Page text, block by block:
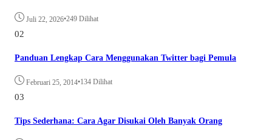
Juli 22, 2026•249 Dilihat
02
Panduan Lengkap Cara Menggunakan Twitter bagi Pemula
Februari 25, 2014•134 Dilihat
03
Tips Sederhana: Cara Agar Disukai Oleh Banyak Orang